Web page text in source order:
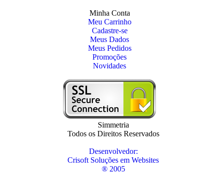
Minha Conta
Meu Carrinho
Cadastre-se
Meus Dados
Meus Pedidos
Promoções
Novidades
Simmetria
Todos os Direitos Reservados
Desenvolvedor:
Crisoft Soluções em Websites
® 2005